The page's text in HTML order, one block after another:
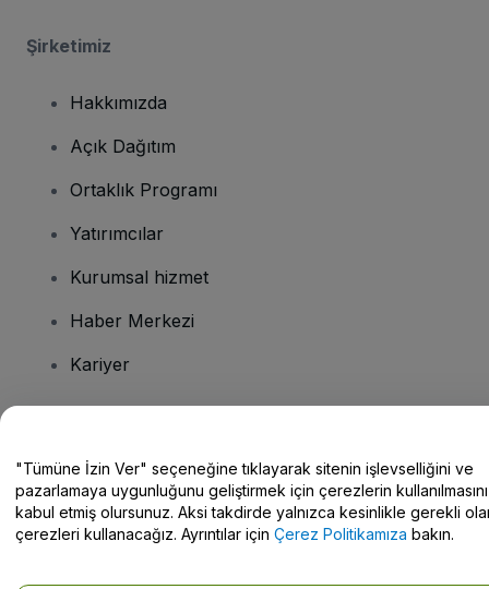
Şirketimiz
Hakkımızda
Açık Dağıtım
Ortaklık Programı
Yatırımcılar
Kurumsal hizmet
Haber Merkezi
Kariyer
Yardım Merkezi / Bize Ulaşın
"Tümüne İzin Ver" seçeneğine tıklayarak sitenin işlevselliğini ve
pazarlamaya uygunluğunu geliştirmek için çerezlerin kullanılmasını
kabul etmiş olursunuz. Aksi takdirde yalnızca kesinlikle gerekli
çerezleri kullanacağız. Ayrıntılar için Çerez Politikamıza bakın.